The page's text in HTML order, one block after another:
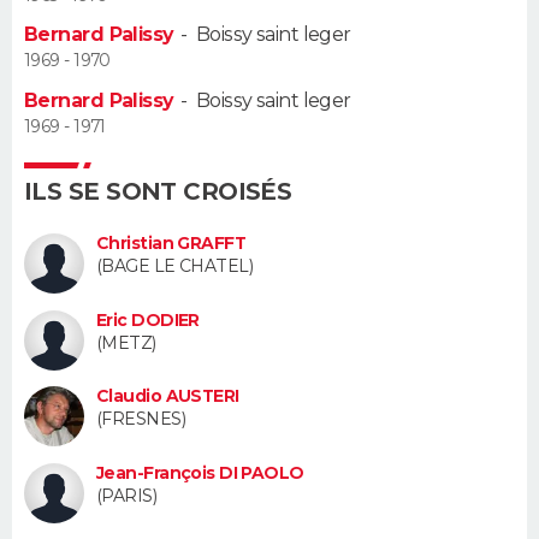
Alimentation
Guide de la santé
Maladies
Médicaments
Sommeil
VOYAGE
Destinations
City break
Voyage nature
Voyage de noces
Forum
Climat
+
PHOTO
GUIDES D'ACHAT
CARTE DE VOEUX
Carte de Noël
Carte Bonne année
Carte Saint-Valentin
Carte Pâques
Carte d'anniversaire
DICTIONNAIRE
Dictionnaire
Biographies
Citations
Expressions
Proverbes
PROGRAMME TV
COPAINS D'AVANT
S'inscrire
Se connecter
Lycées
Collèges
Primaires
Universités
Entreprises
Service militaire
Avis de recherche
AVIS DE DÉCÈS
Bernard Palissy- Boissy saint leger
1969 - 1970
Bernard Palissy- Boissy saint leger
1969 - 1971
ILS SE SONT CROISÉS
Christian GRAFFT
(BAGE LE CHATEL)
Eric DODIER
(METZ)
Claudio AUSTERI
(FRESNES)
Jean-François DI PAOLO
(PARIS)